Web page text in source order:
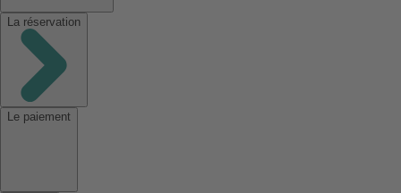
La réservation
Le paiement